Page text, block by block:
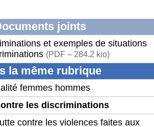
joints
et exemples de situations
(PDF – 284.2 kio)
la même rubrique
femmes hommes
les discriminations
contre les violences faites aux